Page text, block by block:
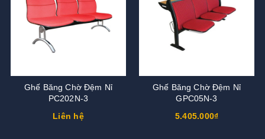
Ghế Băng Chờ Đệm Nỉ
PC202N-3
Liên hệ
Ghế Băng Chờ Đệm Nỉ
GPC05N-3
5.405.000₫